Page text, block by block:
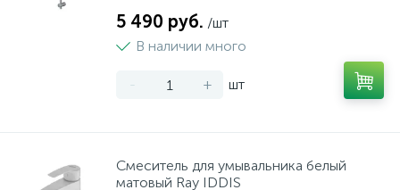
5 490 руб. /шт
В наличии много
- + шт
Смеситель для умывальника белый
матовый Ray IDDIS